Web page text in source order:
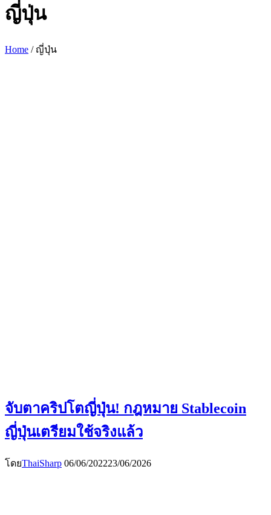
ญี่ปุ่น
Home / ญี่ปุ่น
จับตาคริปโตญี่ปุ่น! กฎหมาย Stablecoin
ญี่ปุ่นเตรียมใช้จริงแล้ว
โดยThaiSharp 06/06/202223/06/2026